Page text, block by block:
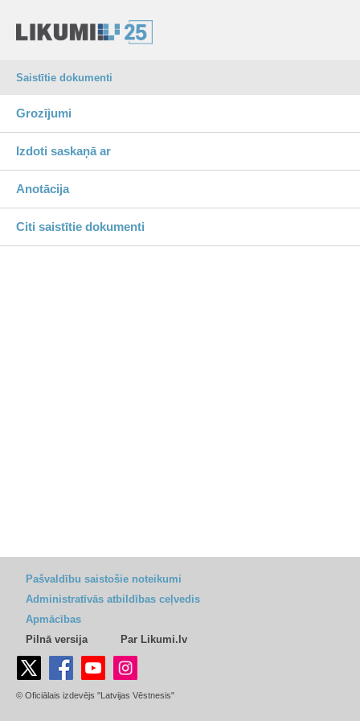
Saistītie dokumenti
Grozījumi
Izdoti saskaņā ar
Anotācija
Citi saistītie dokumenti
Pašvaldību saistošie noteikumi
Administratīvās atbildības ceļvedis
Apmācības
Pilnā versija
Par Likumi.lv
© Oficiālais izdevējs "Latvijas Vēstnesis"